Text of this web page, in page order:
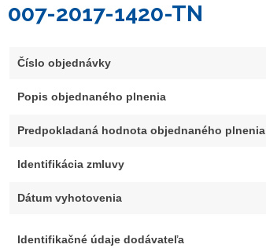
007-2017-1420-TN
Číslo objednávky
Popis objednaného plnenia
Predpokladaná hodnota objednaného plnenia
Identifikácia zmluvy
Dátum vyhotovenia
Identifikačné údaje dodávateľa